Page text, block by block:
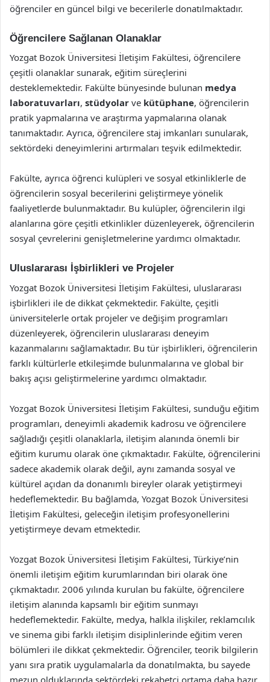
öğrenciler en güncel bilgi ve becerilerle donatılmaktadır.
Öğrencilere Sağlanan Olanaklar
Yozgat Bozok Üniversitesi İletişim Fakültesi, öğrencilere
çeşitli olanaklar sunarak, eğitim süreçlerini
desteklemektedir. Fakülte bünyesinde bulunan medya
laboratuvarları, stüdyolar ve kütüphane, öğrencilerin
pratik yapmalarına ve araştırma yapmalarına olanak
tanımaktadır. Ayrıca, öğrencilere staj imkanları sunularak,
sektördeki deneyimlerini artırmaları teşvik edilmektedir.
Fakülte, ayrıca öğrenci kulüpleri ve sosyal etkinliklerle de
öğrencilerin sosyal becerilerini geliştirmeye yönelik
faaliyetlerde bulunmaktadır. Bu kulüpler, öğrencilerin ilgi
alanlarına göre çeşitli etkinlikler düzenleyerek, öğrencilerin
sosyal çevrelerini genişletmelerine yardımcı olmaktadır.
Uluslararası İşbirlikleri ve Projeler
Yozgat Bozok Üniversitesi İletişim Fakültesi, uluslararası
işbirlikleri ile de dikkat çekmektedir. Fakülte, çeşitli
üniversitelerle ortak projeler ve değişim programları
düzenleyerek, öğrencilerin uluslararası deneyim
kazanmalarını sağlamaktadır. Bu tür işbirlikleri, öğrencilerin
farklı kültürlerle etkileşimde bulunmalarına ve global bir
bakış açısı geliştirmelerine yardımcı olmaktadır.
Yozgat Bozok Üniversitesi İletişim Fakültesi, sunduğu eğitim
programları, deneyimli akademik kadrosu ve öğrencilere
sağladığı çeşitli olanaklarla, iletişim alanında önemli bir
eğitim kurumu olarak öne çıkmaktadır. Fakülte, öğrencilerini
sadece akademik olarak değil, aynı zamanda sosyal ve
kültürel açıdan da donanımlı bireyler olarak yetiştirmeyi
hedeflemektedir. Bu bağlamda, Yozgat Bozok Üniversitesi
İletişim Fakültesi, geleceğin iletişim profesyonellerini
yetiştirmeye devam etmektedir.
Yozgat Bozok Üniversitesi İletişim Fakültesi, Türkiye’nin
önemli iletişim eğitim kurumlarından biri olarak öne
çıkmaktadır. 2006 yılında kurulan bu fakülte, öğrencilere
iletişim alanında kapsamlı bir eğitim sunmayı
hedeflemektedir. Fakülte, medya, halkla ilişkiler, reklamcılık
ve sinema gibi farklı iletişim disiplinlerinde eğitim veren
bölümleri ile dikkat çekmektedir. Öğrenciler, teorik bilgilerin
yanı sıra pratik uygulamalarla da donatılmakta, bu sayede
mezun olduklarında sektördeki rekabetçi ortama daha hazır